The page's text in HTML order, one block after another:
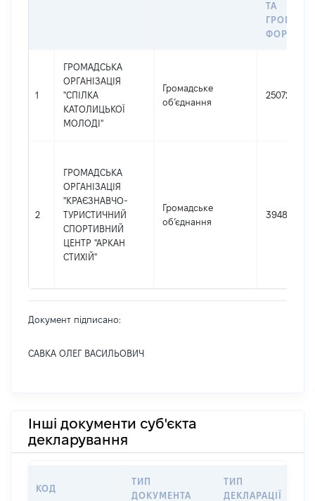
ТА
1
ГРОМАДСЬКА
ОРГАНІЗАЦІЯ
"СПІЛКА
КАТОЛИЦЬКОЇ
МОЛОДІ"
Громадське
об’єднання
25072816
2
ГРОМАДСЬКА
ОРГАНІЗАЦІЯ
"КРАЄЗНАВЧО-
ТУРИСТИЧНИЙ
СПОРТИВНИЙ
ЦЕНТР "АРКАН
СТИХІЙ"
Громадське
об’єднання
39486061
Документ підписано:
САВКА ОЛЕГ ВАСИЛЬОВИЧ
Інші документи суб'єкта
декларування
КОД
ТИП
ДОКУМЕНТА
ТИП
ДЕКЛАРАЦІЇ